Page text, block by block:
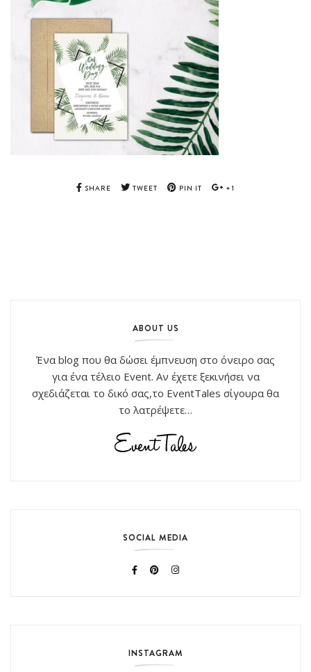
SHARE TWEET PIN IT +1
ABOUT US
Ένα blog που θα δώσει έμπνευση στο όνειρο σας
για ένα τέλειο Event. Αν έχετε ξεκινήσει να
σχεδιάζεται το δικό σας,το EventTales σίγουρα θα
το λατρέψετε…
SOCIAL MEDIA
INSTAGRAM